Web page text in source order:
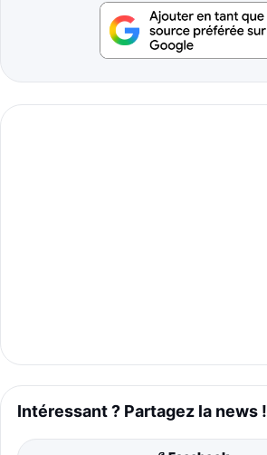
Intéressant ? Partagez la news !